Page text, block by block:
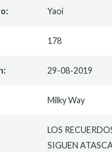
Yaoi
178
29-08-2019
Milky Way
LOS
SIGUEN